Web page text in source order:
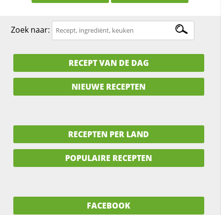
Zoek naar:
RECEPT VAN DE DAG
NIEUWE RECEPTEN
RECEPTEN PER LAND
POPULAIRE RECEPTEN
FACEBOOK